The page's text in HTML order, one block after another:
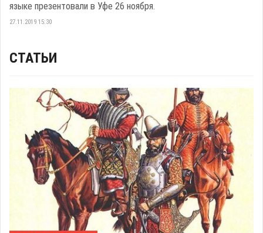
языке презентовали в Уфе 26 ноября.
27.11.2019 15:30
СТАТЬИ